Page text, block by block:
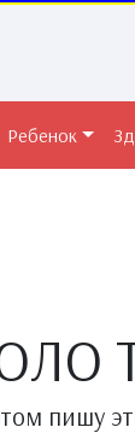
Ребенок
пишу